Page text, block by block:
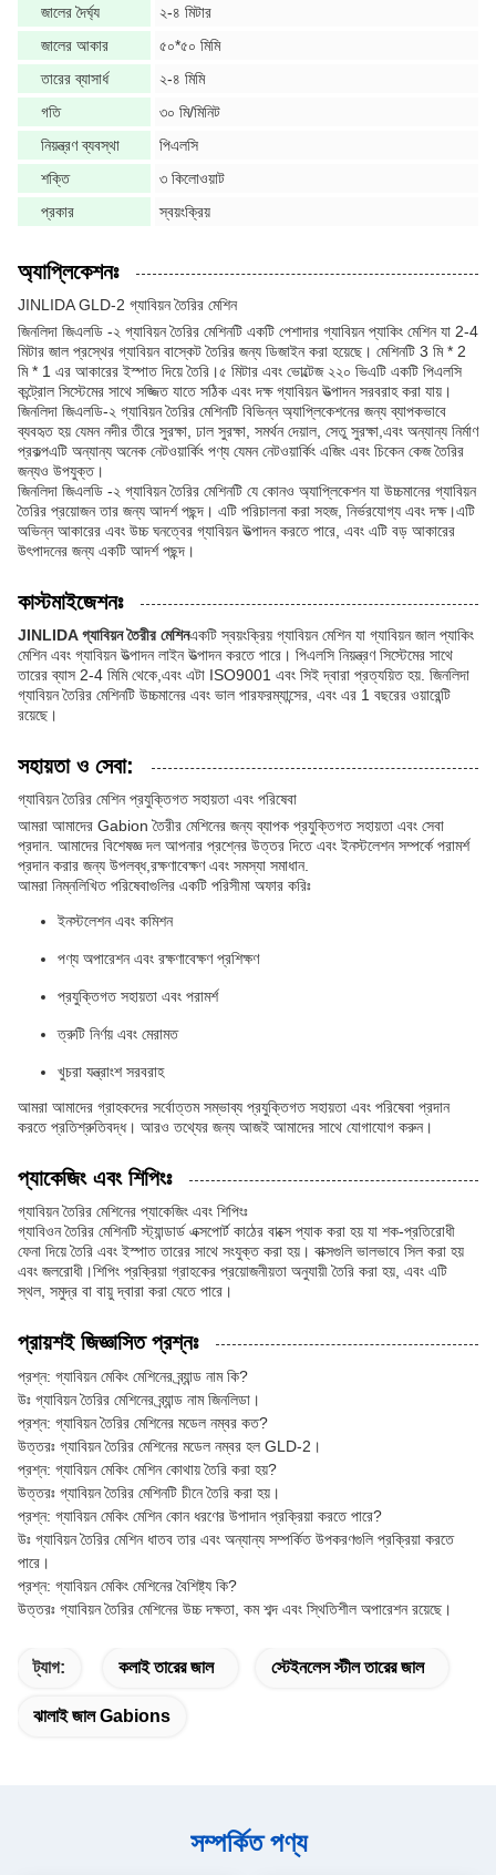
জালের দৈর্ঘ্য
২-৪ মিটার
জালের আকার
৫০*৫০ মিমি
তারের ব্যাসার্ধ
২-৪ মিমি
গতি
৩০ মি/মিনিট
নিয়ন্ত্রণ ব্যবস্থা
পিএলসি
শক্তি
৩ কিলোওয়াট
প্রকার
স্বয়ংক্রিয়
অ্যাপ্লিকেশনঃ
JINLIDA GLD-2 গ্যাবিয়ন তৈরির মেশিন
জিনলিদা জিএলডি -২ গ্যাবিয়ন তৈরির মেশিনটি একটি পেশাদার গ্যাবিয়ন প্যাকিং মেশিন যা 2-4
মিটার জাল প্রস্থের গ্যাবিয়ন বাস্কেট তৈরির জন্য ডিজাইন করা হয়েছে। মেশিনটি 3 মি * 2
মি * 1 এর আকারের ইস্পাত দিয়ে তৈরি।৫ মিটার এবং ভোল্টেজ ২২০ ভিএটি একটি পিএলসি
কন্ট্রোল সিস্টেমের সাথে সজ্জিত যাতে সঠিক এবং দক্ষ গ্যাবিয়ন উত্পাদন সরবরাহ করা যায়।
জিনলিদা জিএলডি-২ গ্যাবিয়ন তৈরির মেশিনটি বিভিন্ন অ্যাপ্লিকেশনের জন্য ব্যাপকভাবে
ব্যবহৃত হয় যেমন নদীর তীরে সুরক্ষা, ঢাল সুরক্ষা, সমর্থন দেয়াল, সেতু সুরক্ষা,এবং অন্যান্য নির্মাণ
প্রকল্পএটি অন্যান্য অনেক নেটওয়ার্কিং পণ্য যেমন নেটওয়ার্কিং এজিং এবং চিকেন কেজ তৈরির
জন্যও উপযুক্ত।
জিনলিদা জিএলডি -২ গ্যাবিয়ন তৈরির মেশিনটি যে কোনও অ্যাপ্লিকেশন যা উচ্চমানের গ্যাবিয়ন
তৈরির প্রয়োজন তার জন্য আদর্শ পছন্দ। এটি পরিচালনা করা সহজ, নির্ভরযোগ্য এবং দক্ষ।এটি
অভিন্ন আকারের এবং উচ্চ ঘনত্বের গ্যাবিয়ন উত্পাদন করতে পারে, এবং এটি বড় আকারের
উৎপাদনের জন্য একটি আদর্শ পছন্দ।
কাস্টমাইজেশনঃ
JINLIDA গ্যাবিয়ন তৈরীর মেশিনএকটি স্বয়ংক্রিয় গ্যাবিয়ন মেশিন যা গ্যাবিয়ন জাল প্যাকিং
মেশিন এবং গ্যাবিয়ন উত্পাদন লাইন উত্পাদন করতে পারে। পিএলসি নিয়ন্ত্রণ সিস্টেমের সাথে
তারের ব্যাস 2-4 মিমি থেকে,এবং এটা ISO9001 এবং সিই দ্বারা প্রত্যয়িত হয়. জিনলিদা
গ্যাবিয়ন তৈরির মেশিনটি উচ্চমানের এবং ভাল পারফরম্যান্সের, এবং এর 1 বছরের ওয়ারেন্টি
রয়েছে।
সহায়তা ও সেবা:
গ্যাবিয়ন তৈরির মেশিন প্রযুক্তিগত সহায়তা এবং পরিষেবা
আমরা আমাদের Gabion তৈরীর মেশিনের জন্য ব্যাপক প্রযুক্তিগত সহায়তা এবং সেবা
প্রদান. আমাদের বিশেষজ্ঞ দল আপনার প্রশ্নের উত্তর দিতে এবং ইনস্টলেশন সম্পর্কে পরামর্শ
প্রদান করার জন্য উপলব্ধ,রক্ষণাবেক্ষণ এবং সমস্যা সমাধান.
আমরা নিম্নলিখিত পরিষেবাগুলির একটি পরিসীমা অফার করিঃ
ইনস্টলেশন এবং কমিশন
পণ্য অপারেশন এবং রক্ষণাবেক্ষণ প্রশিক্ষণ
প্রযুক্তিগত সহায়তা এবং পরামর্শ
ত্রুটি নির্ণয় এবং মেরামত
খুচরা যন্ত্রাংশ সরবরাহ
আমরা আমাদের গ্রাহকদের সর্বোত্তম সম্ভাব্য প্রযুক্তিগত সহায়তা এবং পরিষেবা প্রদান
করতে প্রতিশ্রুতিবদ্ধ। আরও তথ্যের জন্য আজই আমাদের সাথে যোগাযোগ করুন।
প্যাকেজিং এবং শিপিংঃ
গ্যাবিয়ন তৈরির মেশিনের প্যাকেজিং এবং শিপিংঃ
গ্যাবিওন তৈরির মেশিনটি স্ট্যান্ডার্ড এক্সপোর্ট কাঠের বাক্সে প্যাক করা হয় যা শক-প্রতিরোধী
ফেনা দিয়ে তৈরি এবং ইস্পাত তারের সাথে সংযুক্ত করা হয়। বাক্সগুলি ভালভাবে সিল করা হয়
এবং জলরোধী।শিপিং প্রক্রিয়া গ্রাহকের প্রয়োজনীয়তা অনুযায়ী তৈরি করা হয়, এবং এটি
স্থল, সমুদ্র বা বায়ু দ্বারা করা যেতে পারে।
প্রায়শই জিজ্ঞাসিত প্রশ্নঃ
প্রশ্ন: গ্যাবিয়ন মেকিং মেশিনের ব্র্যান্ড নাম কি?
উঃ গ্যাবিয়ন তৈরির মেশিনের ব্র্যান্ড নাম জিনলিডা।
প্রশ্ন: গ্যাবিয়ন তৈরির মেশিনের মডেল নম্বর কত?
উত্তরঃ গ্যাবিয়ন তৈরির মেশিনের মডেল নম্বর হল GLD-2।
প্রশ্ন: গ্যাবিয়ন মেকিং মেশিন কোথায় তৈরি করা হয়?
উত্তরঃ গ্যাবিয়ন তৈরির মেশিনটি চীনে তৈরি করা হয়।
প্রশ্ন: গ্যাবিয়ন মেকিং মেশিন কোন ধরণের উপাদান প্রক্রিয়া করতে পারে?
উঃ গ্যাবিয়ন তৈরির মেশিন ধাতব তার এবং অন্যান্য সম্পর্কিত উপকরণগুলি প্রক্রিয়া করতে
পারে।
প্রশ্ন: গ্যাবিয়ন মেকিং মেশিনের বৈশিষ্ট্য কি?
উত্তরঃ গ্যাবিয়ন তৈরির মেশিনের উচ্চ দক্ষতা, কম শব্দ এবং স্থিতিশীল অপারেশন রয়েছে।
ট্যাগ: কলাই তারের জাল স্টেইনলেস স্টীল তারের জাল
ঝালাই জাল Gabions
সম্পর্কিত পণ্য